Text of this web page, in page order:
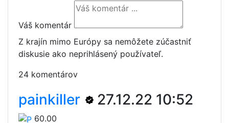
Váš komentár
Z krajín mimo Európy sa nemôžete zúčastniť
diskusie ako neprihlásený používateľ.
24 komentárov
painkiller 27.12.22 10:52
60.00